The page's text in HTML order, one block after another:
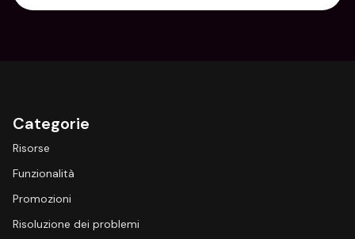
Categorie
Risorse
Funzionalità
Promozioni
Risoluzione dei problemi